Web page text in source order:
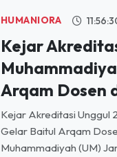
HUMANIORA
Kejar
Arqam Dosen
Kejar Akreditasi Unggul
Gelar Baitul Arqam
Muhammadiyah (UM)